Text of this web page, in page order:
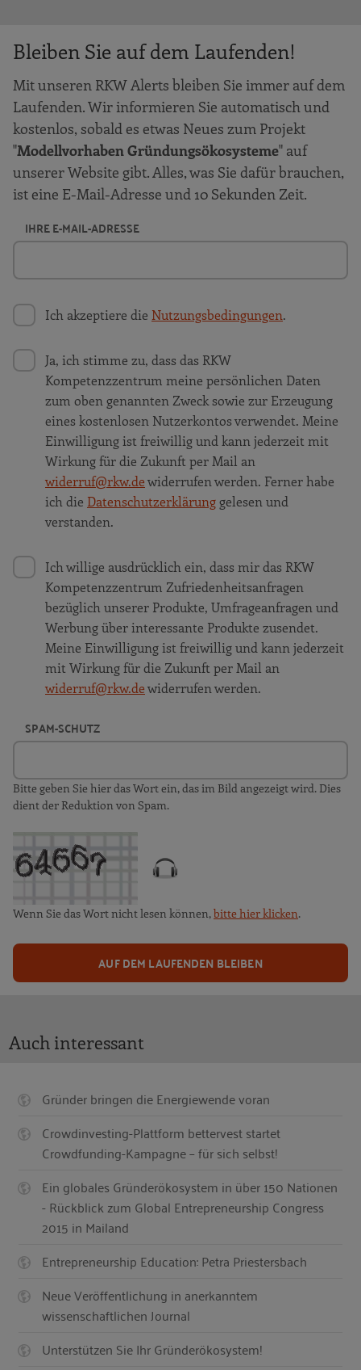
Bleiben Sie auf dem Laufenden!
Mit unseren RKW Alerts bleiben Sie immer auf dem
Laufenden. Wir informieren Sie automatisch und
kostenlos, sobald es etwas Neues zum Projekt
"Modellvorhaben Gründungsökosysteme" auf
unserer Website gibt. Alles, was Sie dafür brauchen,
ist eine E-Mail-Adresse und 10 Sekunden Zeit.
IHRE E-MAIL-ADRESSE
Ich akzeptiere die Nutzungsbedingungen.
Ja, ich stimme zu, dass das RKW
Kompetenzzentrum meine persönlichen Daten
zum oben genannten Zweck sowie zur Erzeugung
eines kostenlosen Nutzerkontos verwendet. Meine
Einwilligung ist freiwillig und kann jederzeit mit
Wirkung für die Zukunft per Mail an
widerruf@rkw.dewiderrufen werden. Ferner habe
ich die Datenschutzerklärunggelesen und
verstanden.
Ich willige ausdrücklich ein, dass mir das RKW
Kompetenzzentrum Zufriedenheitsanfragen
bezüglich unserer Produkte, Umfrageanfragen und
Werbung über interessante Produkte zusendet.
Meine Einwilligung ist freiwillig und kann jederzeit
mit Wirkung für die Zukunft per Mail an
widerruf@rkw.dewiderrufen werden.
SPAM-SCHUTZ
Bitte geben Sie hier das Wort ein, das im Bild angezeigt wird. Dies
dient der Reduktion von Spam.
Wenn Sie das Wort nicht lesen können,bitte hier klicken.
AUF DEM LAUFENDEN BLEIBEN
Auch interessant
Gründer bringen die Energiewende voran
Crowdinvesting-Plattform bettervest startet
Crowdfunding-Kampagne – für sich selbst!
Ein globales Gründerökosystem in über 150 Nationen
- Rückblick zum Global Entrepreneurship Congress
2015 in Mailand
Entrepreneurship Education: Petra Priestersbach
Neue Veröffentlichung in anerkanntem
wissenschaftlichen Journal
Unterstützen Sie Ihr Gründerökosystem!